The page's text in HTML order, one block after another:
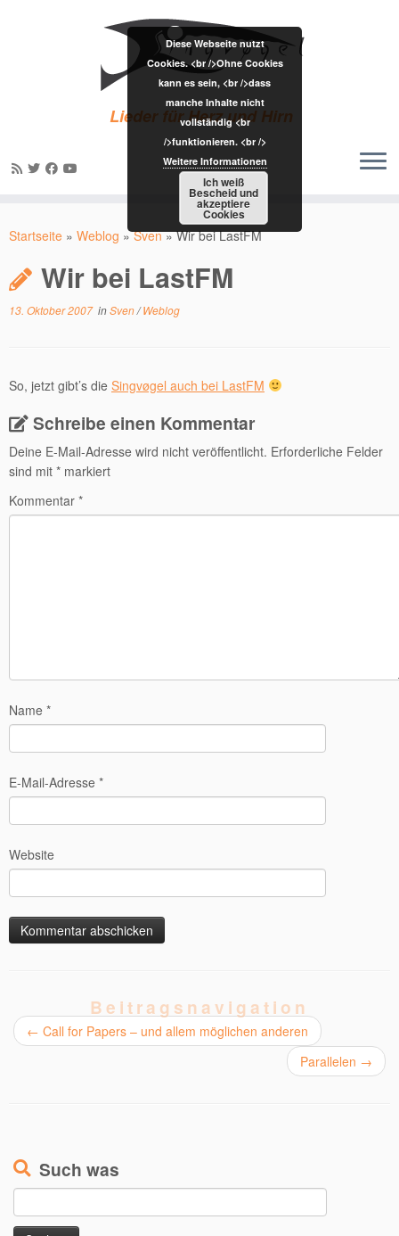
Inhalt
Lieder für Herz und Hirn
Startseite » Weblog » Sven » Wir bei LastFM
Wir bei LastFM
13. Oktober 2007inSven/Weblog
So, jetzt gibt’s die Singvøgel auch bei LastFM
Schreibe einen Kommentar
Deine E-Mail-Adresse wird nicht veröffentlicht. Erforderliche Felder
sind mit * markiert
Kommentar *
Name *
E-Mail-Adresse *
Website
Beitragsnavigation
← Call for Papers – und allem möglichen anderen
Parallelen →
Such was
nach:
Diese Webseite nutzt
Cookies. <br />Ohne Cookies
kann es sein, <br />dass
manche Inhalte nicht
vollständig <br
/>funktionieren. <br />
Weitere Informationen
Ich weiß
Bescheid und
akzeptiere
Cookies